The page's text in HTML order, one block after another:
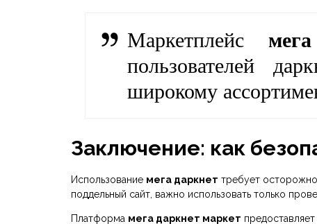
Маркетплейс мега
пользователей
широкому
Заключение: как
Использование мега даркнет требует
поддельный сайт, важно использовать только
Платформа мега даркнет маркет